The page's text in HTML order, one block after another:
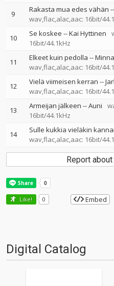
9 Rakasta mua edes vähän --
wav,flac,alac,aac: 16bit/
10 Se koskee --Kai Hyttinen
16bit/44.1kHz
11 Elkeet kuin pedolla --
wav,flac,alac,aac: 16bit/
12 Vielä viimeisen kerran --
wav,flac,alac,aac: 16bit/
13 Armeijan jälkeen --Auni
16bit/44.1kHz
14 Sulle kukkia vieläkin
wav,flac,alac,aac: 16bit/
Report
Like! 0 Embed
Digital Catalog